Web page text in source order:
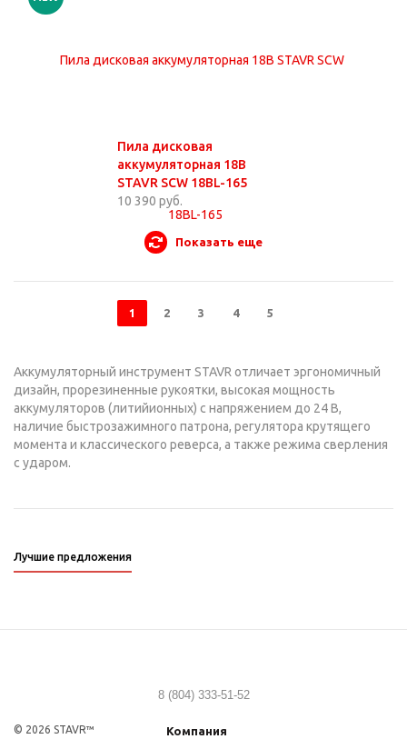
Пила дисковая
аккумуляторная 18В
STAVR SCW 18BL-165
10 390 руб.
Показать еще
1 2 3 4 5
Аккумуляторный инструмент STAVR отличает эргономичный
дизайн, прорезиненные рукоятки, высокая мощность
аккумуляторов (литийионных) с напряжением до 24 В,
наличие быстрозажимного патрона, регулятора крутящего
момента и классического реверса, а также режима сверления
с ударом.
Лучшие предложения
8 (804) 333-51-52
© 2026 STAVR™ Компания